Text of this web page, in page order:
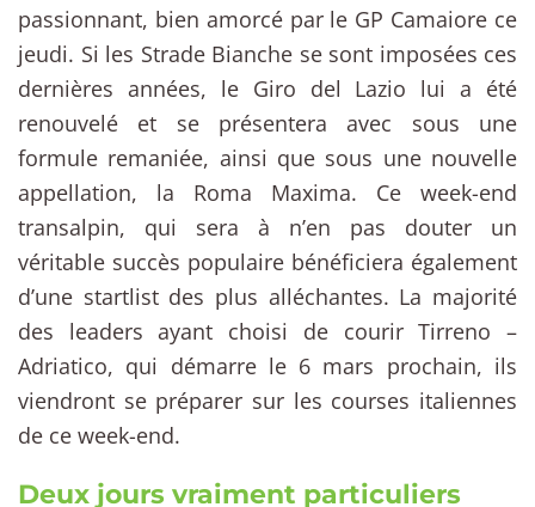
passionnant, bien amorcé par le GP Camaiore ce
jeudi. Si les Strade Bianche se sont imposées ces
dernières années, le Giro del Lazio lui a été
renouvelé et se présentera avec sous une
formule remaniée, ainsi que sous une nouvelle
appellation, la Roma Maxima. Ce week-end
transalpin, qui sera à n’en pas douter un
véritable succès populaire bénéficiera également
d’une startlist des plus alléchantes. La majorité
des leaders ayant choisi de courir Tirreno –
Adriatico, qui démarre le 6 mars prochain, ils
viendront se préparer sur les courses italiennes
de ce week-end.
Deux jours vraiment particuliers